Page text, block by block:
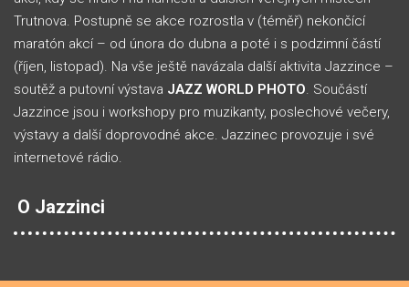
Trutnova. Postupně se akce rozrostla v (téměř) nekončící
maratón akcí – od února do dubna a poté i s podzimní částí
(říjen, listopad). Na vše ještě navázala další aktivita Jazzince –
soutěž a putovní výstava JAZZ WORLD PHOTO. Součástí
Jazzince jsou i workshopy pro muzikanty, poslechové večery,
výstavy a další doprovodné akce. Jazzinec provozuje i své
internetové rádio.
O Jazzinci